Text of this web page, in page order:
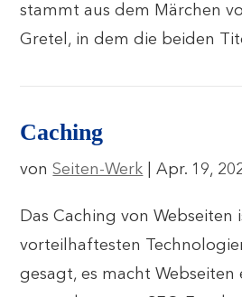
stammt aus dem Märchen
Gretel, in dem die beiden
Caching
vonSeiten-Werk |Apr. 19,
Das Caching von Webseiten
vorteilhaftesten
gesagt, es macht Webseiten